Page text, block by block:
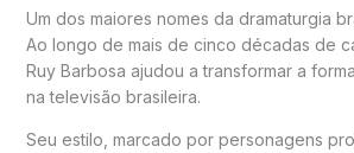
Um dos maiores nomes da dramaturgia
Ao longo de mais de cinco décadas de
Ruy Barbosa ajudou a transformar a
na televisão brasileira.
Seu estilo, marcado por personagens